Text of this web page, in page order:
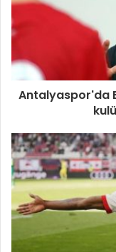
Antalyaspor'da